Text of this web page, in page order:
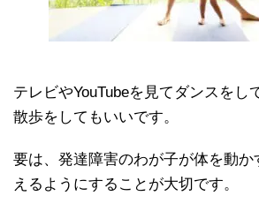
テレビやYouTubeを見てダンスをし
散歩をしてもいいです。
要は、発達障害のわが子が体を動か
えるようにすることが大切です。